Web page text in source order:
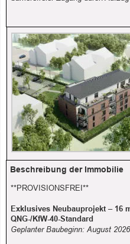
Beschreibung der Immobilie
**PROVISIONSFREI**
Exklusives Neubauprojekt – 16
QNG-/KfW-40-Standard
Geplanter Baubeginn: August